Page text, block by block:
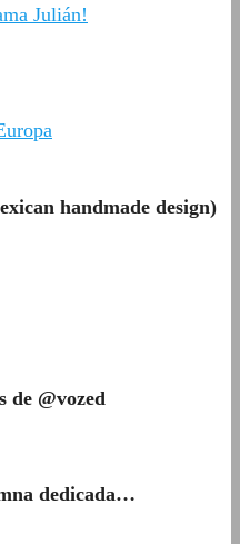
Julián!
handmade design)
de @vozed
dedicada…